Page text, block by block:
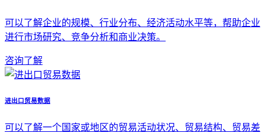
可以了解企业的规模、行业分布、经济活动水平等，帮助企业
进行市场研究、竞争分析和商业决策。
咨询了解
进出口贸易数据
可以了解一个国家或地区的贸易活动状况、贸易结构、贸易差